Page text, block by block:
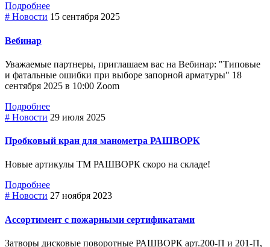
Подробнее
# Новости 15 сентября 2025
Вебинар
Уважаемые партнеры, приглашаем вас на Вебинар: "Типовые
и фатальные ошибки при выборе зaпopнoй арматуры" 18
сентября 2025 в 10:00 Zoom
Подробнее
# Новости 29 июля 2025
Пробковый кран для манометра РАШВОРК
Новые артикулы ТМ РАШВОРК скоро на складе!
Подробнее
# Новости 27 ноября 2023
Ассортимент с пожарными сертификатами
Затворы дисковые поворотные РАШВОРК арт.200-П и 201-П,